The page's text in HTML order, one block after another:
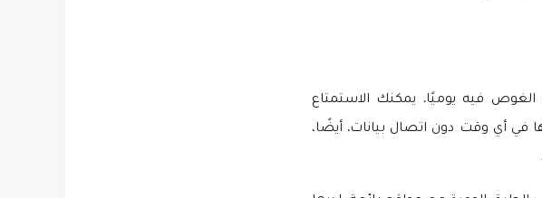
الغوص فيه يوميًا. يمكنك الاستمتاع
في أي وقت دون اتصال بيانات. أيضًا،